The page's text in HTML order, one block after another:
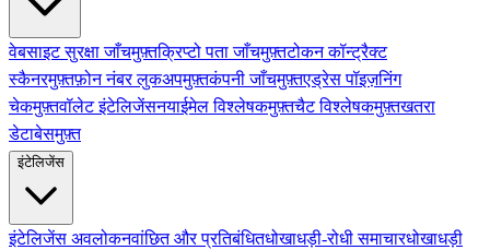
वेबसाइट सुरक्षा जाँचमुफ़्तक्रिप्टो पता जाँचमुफ़्तटोकन कॉन्ट्रैक्ट
स्कैनरमुफ़्तफ़ोन नंबर लुकअपमुफ़्तकंपनी जाँचमुफ़्तएड्रेस पॉइज़निंग
चेकमुफ़्तवॉलेट इंटेलिजेंसनयाईमेल विश्लेषकमुफ़्तचैट विश्लेषकमुफ़्तखतरा
डेटाबेसमुफ़्त
इंटेलिजेंस
इंटेलिजेंस अवलोकनवांछित और प्रतिबंधितधोखाधड़ी-रोधी समाचारधोखाधड़ी